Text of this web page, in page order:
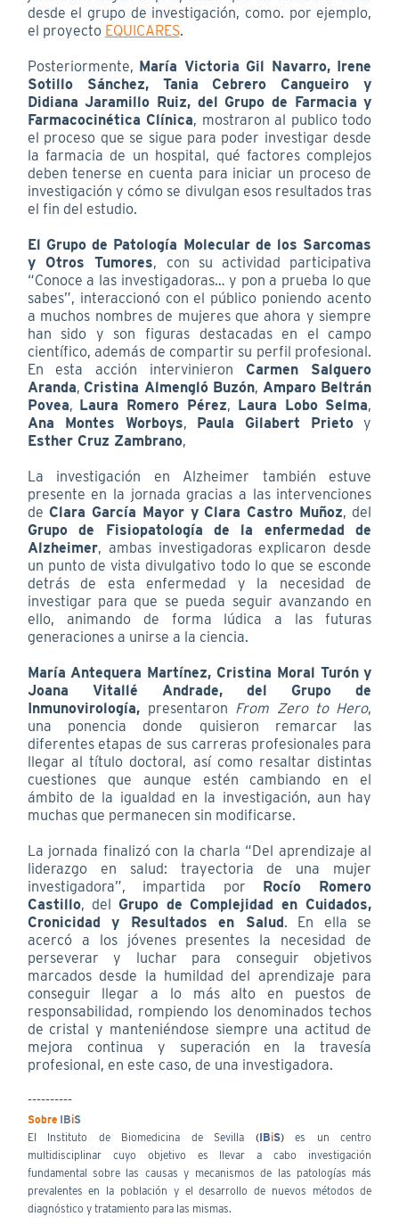
desde el grupo de investigación, como. por ejemplo,
el proyecto EQUICARES.
Posteriormente, María Victoria Gil Navarro, Irene
Sotillo Sánchez, Tania Cebrero Cangueiro y
Didiana Jaramillo Ruiz, del Grupo de Farmacia y
Farmacocinética Clínica, mostraron al publico todo
el proceso que se sigue para poder investigar desde
la farmacia de un hospital, qué factores complejos
deben tenerse en cuenta para iniciar un proceso de
investigación y cómo se divulgan esos resultados tras
el fin del estudio.
El Grupo de Patología Molecular de los Sarcomas
y Otros Tumores, con su actividad participativa
“Conoce a las investigadoras… y pon a prueba lo que
sabes”, interaccionó con el público poniendo acento
a muchos nombres de mujeres que ahora y siempre
han sido y son figuras destacadas en el campo
científico, además de compartir su perfil profesional.
En esta acción intervinieron Carmen Salguero
Aranda,Cristina Almengló Buzón, Amparo Beltrán
Povea, Laura Romero Pérez, Laura Lobo Selma,
Ana Montes Worboys, Paula Gilabert Prieto y
Esther Cruz Zambrano,
La investigación en Alzheimer también estuve
presente en la jornada gracias a las intervenciones
de Clara García Mayor y Clara Castro Muñoz, del
Grupo de Fisiopatología de la enfermedad de
Alzheimer, ambas investigadoras explicaron desde
un punto de vista divulgativo todo lo que se esconde
detrás de esta enfermedad y la necesidad de
investigar para que se pueda seguir avanzando en
ello, animando de forma lúdica a las futuras
generaciones a unirse a la ciencia.
María Antequera Martínez, Cristina Moral Turón y
Joana Vitallé Andrade, del Grupo de
Inmunovirología, presentaron From Zero to Hero,
una ponencia donde quisieron remarcar las
diferentes etapas de sus carreras profesionales para
llegar al título doctoral, así como resaltar distintas
cuestiones que aunque estén cambiando en el
ámbito de la igualdad en la investigación, aun hay
muchas que permanecen sin modificarse.
La jornada finalizó con la charla “Del aprendizaje al
liderazgo en salud: trayectoria de una mujer
investigadora”, impartida por Rocío Romero
Castillo, del Grupo de Complejidad en Cuidados,
Cronicidad y Resultados en Salud. En ella se
acercó a los jóvenes presentes la necesidad de
perseverar y luchar para conseguir objetivos
marcados desde la humildad del aprendizaje para
conseguir llegar a lo más alto en puestos de
responsabilidad, rompiendo los denominados techos
de cristal y manteniéndose siempre una actitud de
mejora continua y superación en la travesía
profesional, en este caso, de una investigadora.
----------
Sobre IBiS
El Instituto de Biomedicina de Sevilla (IBiS)es un centro
multidisciplinar cuyo objetivo es llevar a cabo investigación
fundamental sobre las causas y mecanismos de las patologías más
prevalentes en la población y el desarrollo de nuevos métodos de
diagnóstico y tratamiento para las mismas.